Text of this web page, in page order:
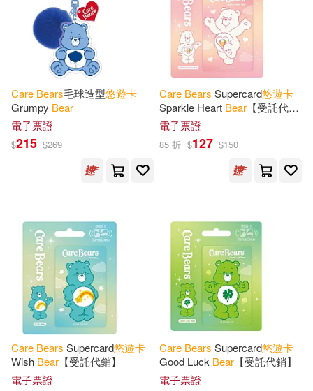
Care Bears毛球造型悠遊卡
Grumpy Bear
電子票證
$215 $269
Care Bears Supercard悠遊卡
Sparkle Heart Bear 【受託代
銷】
電子票證
85 折 $127 $150
Care Bears Supercard悠遊卡
Wish Bear 【受託代銷】
電子票證
Care Bears Supercard悠遊卡
Good Luck Bear 【受託代銷】
電子票證